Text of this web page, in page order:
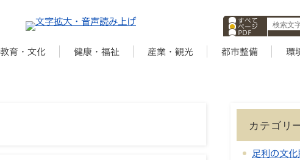
すべて
ページ
PDF
ID
教育・文化 健康・福祉 産業・観光 都市整備 環
カテゴリ
足利の文